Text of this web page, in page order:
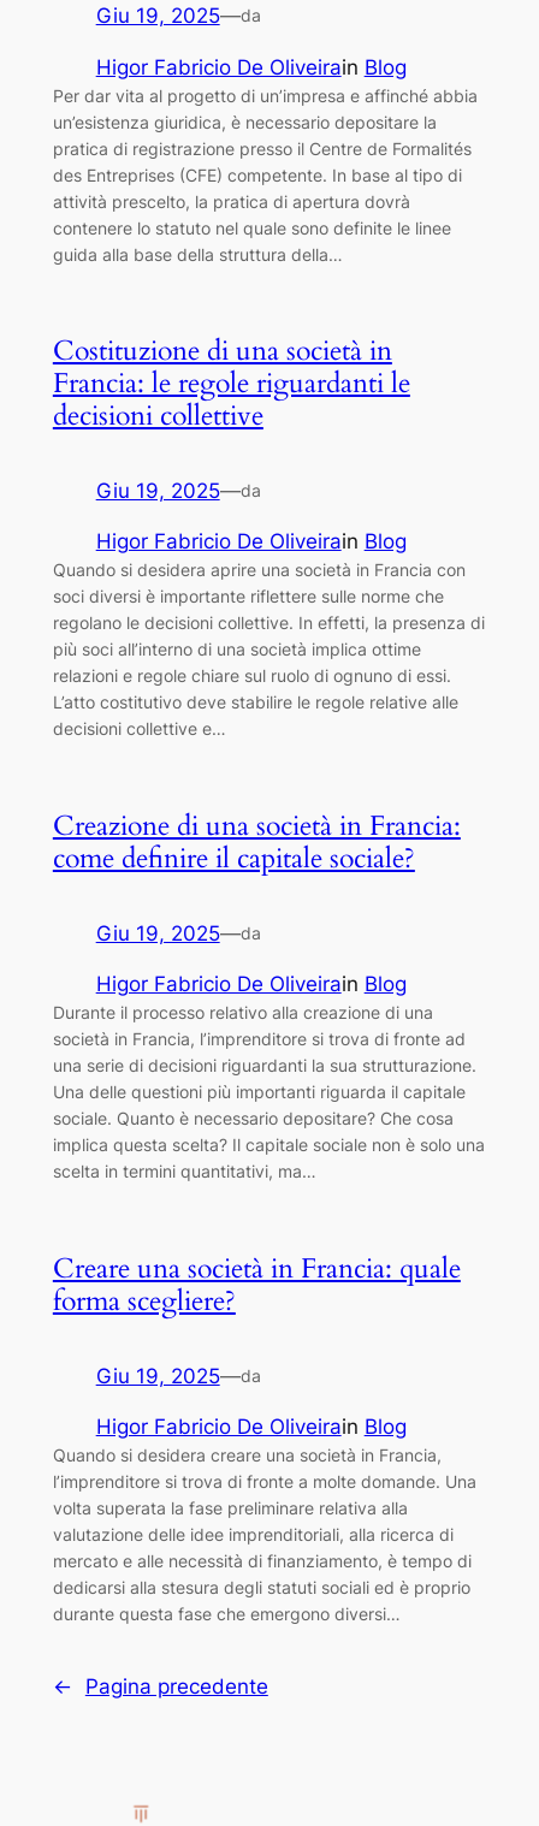
Giu 19, 2025—da
Higor Fabricio De Oliveirain Blog
Per dar vita al progetto di un’impresa e affinché abbia
un’esistenza giuridica, è necessario depositare la
pratica di registrazione presso il Centre de Formalités
des Entreprises (CFE) competente. In base al tipo di
attività prescelto, la pratica di apertura dovrà
contenere lo statuto nel quale sono definite le linee
guida alla base della struttura della…
Costituzione di una società in
Francia: le regole riguardanti le
decisioni collettive
Giu 19, 2025—da
Higor Fabricio De Oliveirain Blog
Quando si desidera aprire una società in Francia con
soci diversi è importante riflettere sulle norme che
regolano le decisioni collettive. In effetti, la presenza di
più soci all’interno di una società implica ottime
relazioni e regole chiare sul ruolo di ognuno di essi.
L’atto costitutivo deve stabilire le regole relative alle
decisioni collettive e…
Creazione di una società in Francia:
come definire il capitale sociale?
Giu 19, 2025—da
Higor Fabricio De Oliveirain Blog
Durante il processo relativo alla creazione di una
società in Francia, l’imprenditore si trova di fronte ad
una serie di decisioni riguardanti la sua strutturazione.
Una delle questioni più importanti riguarda il capitale
sociale. Quanto è necessario depositare? Che cosa
implica questa scelta? Il capitale sociale non è solo una
scelta in termini quantitativi, ma…
Creare una società in Francia: quale
forma scegliere?
Giu 19, 2025—da
Higor Fabricio De Oliveirain Blog
Quando si desidera creare una società in Francia,
l’imprenditore si trova di fronte a molte domande. Una
volta superata la fase preliminare relativa alla
valutazione delle idee imprenditoriali, alla ricerca di
mercato e alle necessità di finanziamento, è tempo di
dedicarsi alla stesura degli statuti sociali ed è proprio
durante questa fase che emergono diversi…
← Pagina precedente